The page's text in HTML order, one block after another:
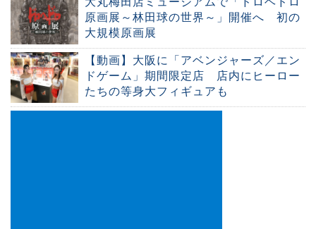
原画展～林田球の世界～」開催へ 初の
大規模原画展
【動画】大阪に「アベンジャーズ／エン
ドゲーム」期間限定店 店内にヒーロー
たちの等身大フィギュアも